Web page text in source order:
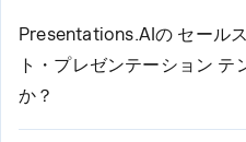
Presentations.AIの セール
ト・プレゼンテーション テ
か？
当社のAI搭載セールス・